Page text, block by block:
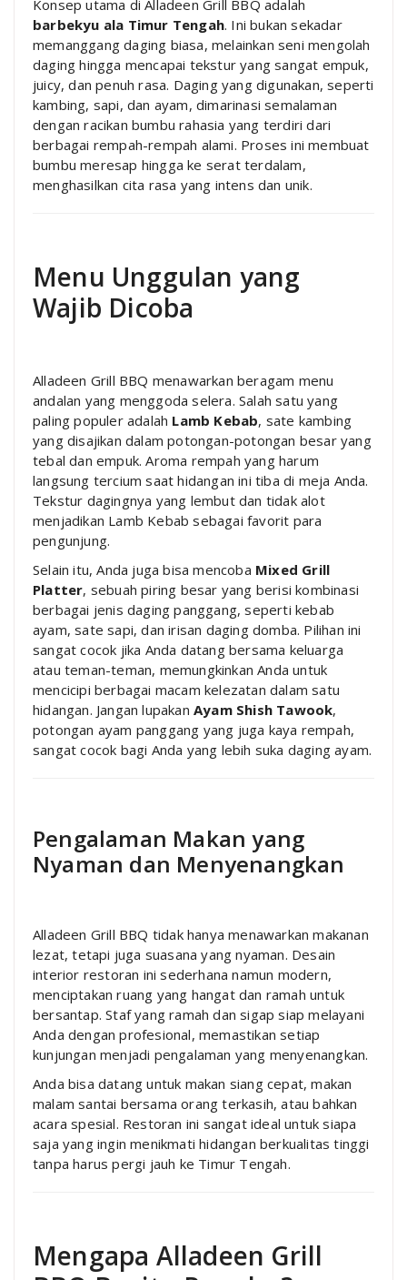
Konsep utama di Alladeen Grill BBQ adalah
barbekyu ala Timur Tengah. Ini bukan sekadar
memanggang daging biasa, melainkan seni mengolah
daging hingga mencapai tekstur yang sangat empuk,
juicy, dan penuh rasa. Daging yang digunakan, seperti
kambing, sapi, dan ayam, dimarinasi semalaman
dengan racikan bumbu rahasia yang terdiri dari
berbagai rempah-rempah alami. Proses ini membuat
bumbu meresap hingga ke serat terdalam,
menghasilkan cita rasa yang intens dan unik.
Menu Unggulan yang
Wajib Dicoba
Alladeen Grill BBQ menawarkan beragam menu
andalan yang menggoda selera. Salah satu yang
paling populer adalah Lamb Kebab, sate kambing
yang disajikan dalam potongan-potongan besar yang
tebal dan empuk. Aroma rempah yang harum
langsung tercium saat hidangan ini tiba di meja Anda.
Tekstur dagingnya yang lembut dan tidak alot
menjadikan Lamb Kebab sebagai favorit para
pengunjung.
Selain itu, Anda juga bisa mencoba Mixed Grill
Platter, sebuah piring besar yang berisi kombinasi
berbagai jenis daging panggang, seperti kebab
ayam, sate sapi, dan irisan daging domba. Pilihan ini
sangat cocok jika Anda datang bersama keluarga
atau teman-teman, memungkinkan Anda untuk
mencicipi berbagai macam kelezatan dalam satu
hidangan. Jangan lupakan Ayam Shish Tawook,
potongan ayam panggang yang juga kaya rempah,
sangat cocok bagi Anda yang lebih suka daging ayam.
Pengalaman Makan yang
Nyaman dan Menyenangkan
Alladeen Grill BBQ tidak hanya menawarkan makanan
lezat, tetapi juga suasana yang nyaman. Desain
interior restoran ini sederhana namun modern,
menciptakan ruang yang hangat dan ramah untuk
bersantap. Staf yang ramah dan sigap siap melayani
Anda dengan profesional, memastikan setiap
kunjungan menjadi pengalaman yang menyenangkan.
Anda bisa datang untuk makan siang cepat, makan
malam santai bersama orang terkasih, atau bahkan
acara spesial. Restoran ini sangat ideal untuk siapa
saja yang ingin menikmati hidangan berkualitas tinggi
tanpa harus pergi jauh ke Timur Tengah.
Mengapa Alladeen Grill